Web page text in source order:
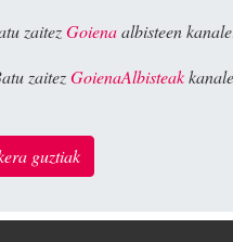
zaitezGoienaalbisteen
zaitezGoienaAlbisteak
guztiak